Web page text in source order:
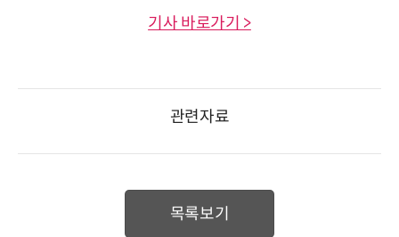
기사 바로가기 >
관련자료
목록보기